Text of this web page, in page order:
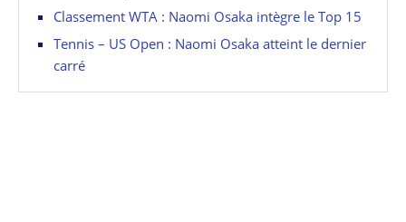
Classement WTA : Naomi Osaka intègre le Top 15
Tennis – US Open : Naomi Osaka atteint le dernier
carré